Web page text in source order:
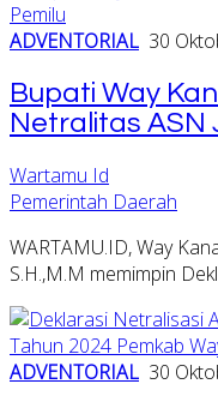
ADVENTORIAL 30
Bupati Way
Netralitas ASN
Wartamu Id
Pemerintah Daerah
WARTAMU.ID, Way
S.H.,M.M memimpin
ADVENTORIAL 30